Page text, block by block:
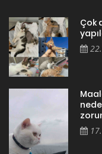
Çok